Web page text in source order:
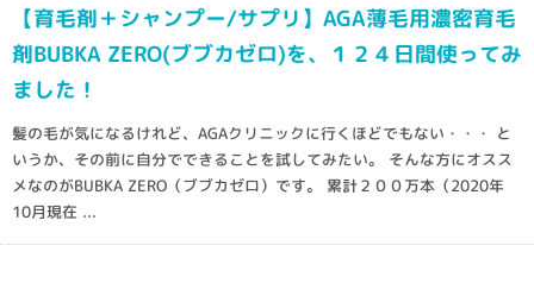
【育毛剤＋シャンプー/サプリ】AGA薄毛用濃密育毛
剤BUBKA ZERO(ブブカゼロ)を、１２４日間使ってみ
ました！
髪の毛が気になるけれど、AGAクリニックに行くほどでもない・・・ と
いうか、その前に自分でできることを試してみたい。 そんな方にオスス
メなのがBUBKA ZERO（ブブカゼロ）です。 累計２００万本（2020年
10月現在 ...